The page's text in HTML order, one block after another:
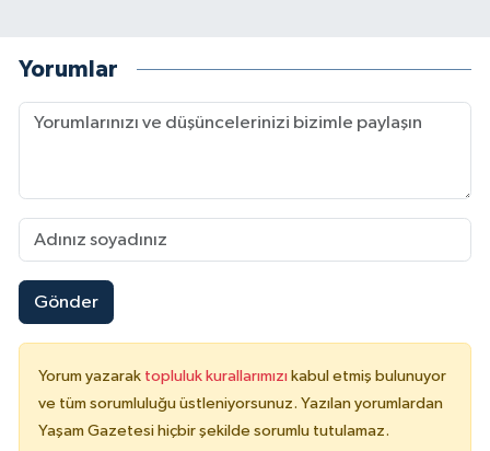
Yorumlar
Gönder
Yorum yazarak topluluk kurallarımızı kabul etmiş bulunuyor
ve tüm sorumluluğu üstleniyorsunuz. Yazılan yorumlardan
Yaşam Gazetesi hiçbir şekilde sorumlu tutulamaz.